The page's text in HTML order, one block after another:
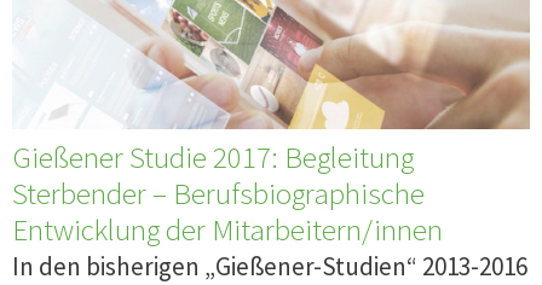
Gießener Studie 2017: Begleitung
Sterbender – Berufsbiographische
Entwicklung der Mitarbeitern/innen
In den bisherigen „Gießener-Studien“ 2013-2016